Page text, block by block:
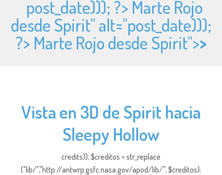
post_date))); ?> Marte Rojo
desde Spirit" alt="post_date)));
?> Marte Rojo desde Spirit">>
Vista en 3D de Spirit hacia
Sleepy Hollow
credits)); $creditos = str_replace
("lib/","http://antwrp.gsfc.nasa.gov/apod/lib/", $creditos);